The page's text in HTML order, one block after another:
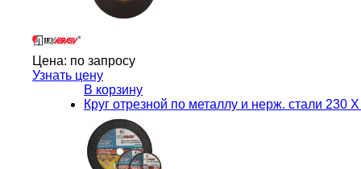
Цена: по запросу
Узнать цену
В корзину
Круг отрезной по металлу и нерж. стали 230